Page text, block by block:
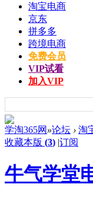
淘宝电商
京东
拼多多
跨境电商
免费会员
VIP试看
加入VIP
学淘365网 »论坛 › 淘
收藏本版 (3) |订阅
牛气学堂